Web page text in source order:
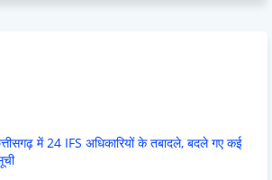
में 24 IFS अधिकारियों के तबादले, बदले गए कई